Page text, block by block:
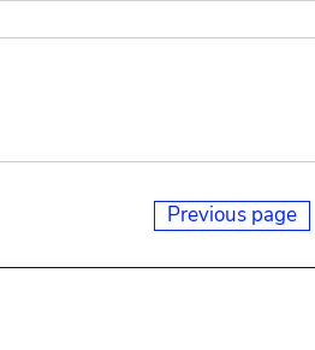
Previous page